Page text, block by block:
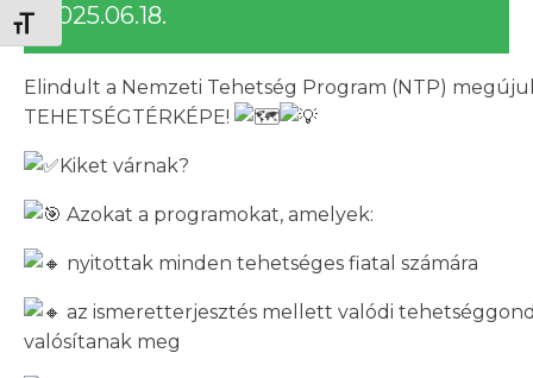
Betűméret váltása
2025.06.18.
Elindult a Nemzeti Tehetség Program (NTP)
TEHETSÉGTÉRKÉPE!
Kiket várnak?
Azokat a programokat, amelyek:
nyitottak minden tehetséges fiatal számára
az ismeretterjesztés mellett valódi
valósítanak meg